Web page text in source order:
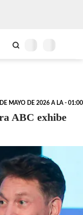
MAYO DE 2026 A LA - 01:00
ABC exhibe